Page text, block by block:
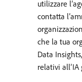
utilizzare
contatta
che la tua
Data
relativi all’IA